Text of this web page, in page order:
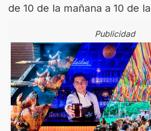
de 10 de la mañana a 10 de
Publicidad